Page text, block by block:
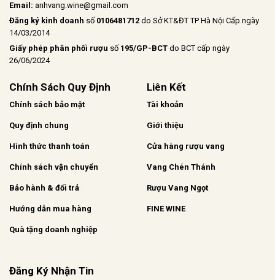
Email: anhvang.wine@gmail.com
Đăng ký kinh doanh số 0106481712 do Sở KT&ĐT TP Hà Nội Cấp ngày
14/03/2014
Giấy phép phân phối rượu số 195/GP-BCT do BCT cấp ngày
26/06/2024
Chính Sách Quy Định
Chính sách bảo mật
Quy định chung
Hình thức thanh toán
Chính sách vận chuyển
Bảo hành & đổi trả
Hướng dẫn mua hàng
Quà tặng doanh nghiệp
Liên Kết
Tài khoản
Giới thiệu
Cửa hàng rượu vang
Vang Chén Thánh
Rượu Vang Ngọt
FINE WINE
Đăng Ký Nhận Tin